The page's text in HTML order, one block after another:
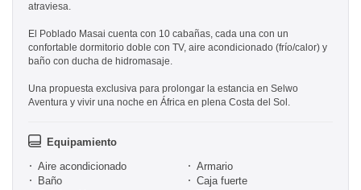
atraviesa.
El Poblado Masai cuenta con 10 cabañas, cada una con un
confortable dormitorio doble con TV, aire acondicionado (frío/calor) y
baño con ducha de hidromasaje.
Una propuesta exclusiva para prolongar la estancia en Selwo
Aventura y vivir una noche en África en plena Costa del Sol.
Equipamiento
Aire acondicionado
Armario
Baño
Caja fuerte